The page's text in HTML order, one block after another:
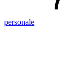
personale